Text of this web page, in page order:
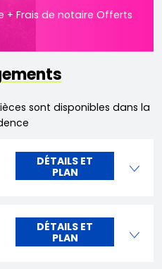
+ Frais de notaire Offerts
sont disponibles dans la
DÉTAILS ET
PLAN
DÉTAILS ET
PLAN